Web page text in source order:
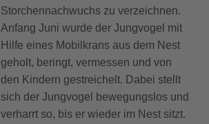
Storchennachwuchs zu verzeichnen.
Anfang Juni wurde der Jungvogel mit
Hilfe eines Mobilkrans aus dem Nest
geholt, beringt, vermessen und von
den Kindern gestreichelt. Dabei stellt
sich der Jungvogel bewegungslos und
verharrt so, bis er wieder im Nest sitzt.